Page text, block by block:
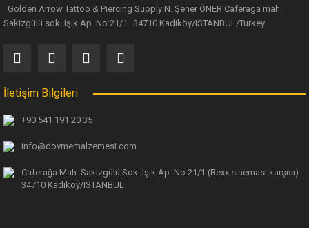
Golden Arrow Tattoo & Piercing Supply N. Şener ÖNER Caferaga mah.
Sakizgülü sok. Işık Ap. No:21/1 34710 Kadiköy/ISTANBUL/Turkey
İletişim Bilgileri
+90 541 191 20 35
info@dovmemalzemesi.com
Caferağa Mah. Sakizgülü Sok. Işık Ap. No:21/1 (Rexx sinemasi karşısı)
34710 Kadiköy/ISTANBUL